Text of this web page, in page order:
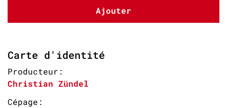
Ajouter
Carte d'identité
Producteur:
Christian Zündel
Cépage: